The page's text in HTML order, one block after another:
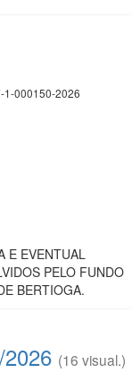
1-000150-2026
E EVENTUAL
PELO FUNDO
BERTIOGA.
(16 visual.)